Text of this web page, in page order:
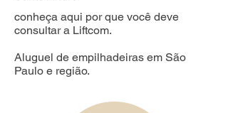
conheça aqui por que você deve
consultar a Liftcom.
Aluguel de empilhadeiras em São
Paulo e região.